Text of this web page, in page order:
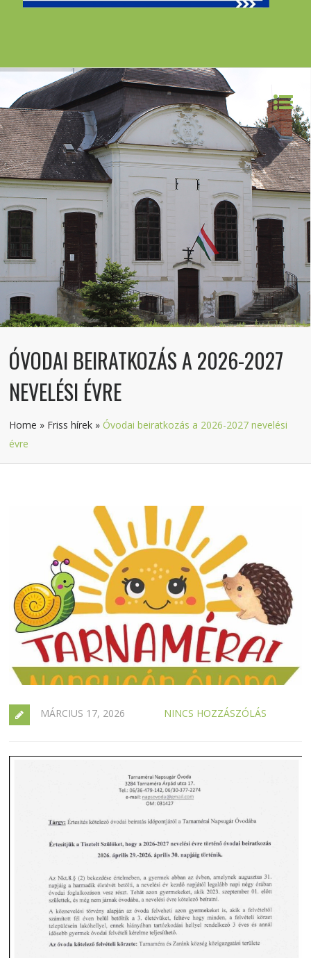
ÓVODAI BEIRATKOZÁS A 2026-2027
NEVELÉSI ÉVRE
Home » Friss hírek » Óvodai beiratkozás a 2026-2027 nevelési
évre
MÁRCIUS 17, 2026 NINCS HOZZÁSZÓLÁS